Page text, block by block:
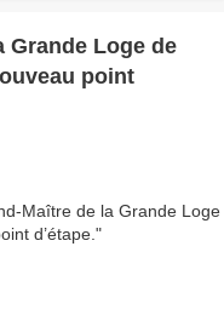
Grande Loge de
point